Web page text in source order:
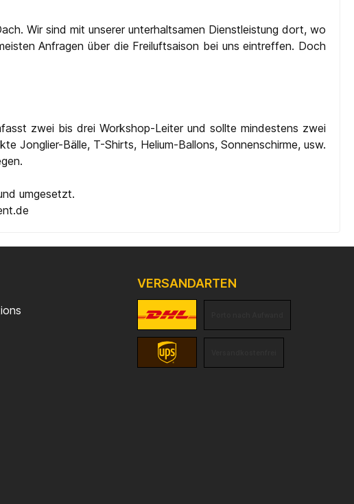
Wir sind mit unserer unterhaltsamen Dienstleistung dort, wo
Anfragen über die Freiluftsaison bei uns eintreffen. Doch
zwei bis drei Workshop-Leiter und sollte mindestens zwei
Jonglier-Bälle, T-Shirts, Helium-Ballons, Sonnenschirme, usw.
umgesetzt.
VERSANDARTEN